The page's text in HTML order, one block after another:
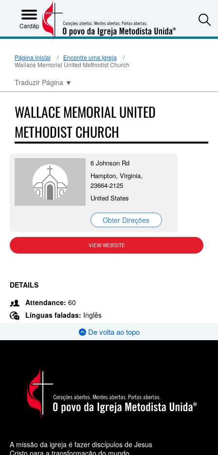
Cardápio
Página inicial
Encontre uma Igreja
Wallace Memorial United Methodist Church
Traduzir Página ▼
WALLACE MEMORIAL UNITED
METHODIST CHURCH
6 Johnson Rd
Hampton, Virginia,
23664-2125
United States
Obter Direções
VIEW WEBSITE
DETAILS
Attendance: 60
Línguas faladas: Inglês
De volta ao topo
A missão da igreja é fazer discípulos de Jesus
Cristo para a transformação do mundo.